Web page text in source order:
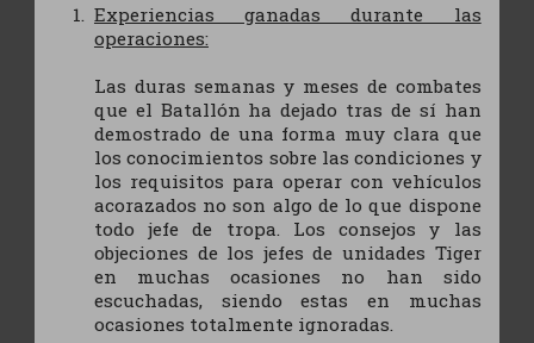
Experiencias ganadas durante las
operaciones:
Las duras semanas y meses de combates
que el Batallón ha dejado tras de sí han
demostrado de una forma muy clara que
los conocimientos sobre las condiciones y
los requisitos para operar con vehículos
acorazados no son algo de lo que dispone
todo jefe de tropa. Los consejos y las
objeciones de los jefes de unidades Tiger
en muchas ocasiones no han sido
escuchadas, siendo estas en muchas
ocasiones totalmente ignoradas.